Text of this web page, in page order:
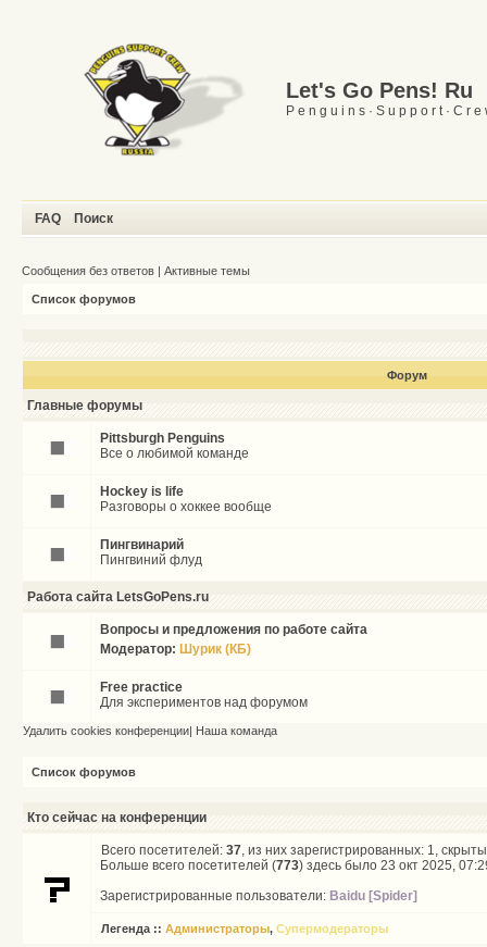
Let's Go Pens! Ru
P e n g u i n s · S u p p o r t · C r e
FAQ Поиск
Сообщения без ответов | Активные темы
Список форумов
Форум
Главные форумы
Pittsburgh Penguins
Все о любимой команде
Hockey is life
Разговоры о хоккее вообще
Пингвинарий
Пингвиний флуд
Работа сайта LetsGoPens.ru
Вопросы и предложения по работе сайта
Модератор: Шурик (КБ)
Free practice
Для экспериментов над форумом
Удалить cookies конференции| Наша команда
Список форумов
Кто сейчас на конференции
Всего посетителей: 37, из них зарегистрированных: 1,
Больше всего посетителей (773) здесь было 23 окт 2025,
Зарегистрированные пользователи: Baidu [Spider]
Легенда :: Администраторы, Супермодераторы